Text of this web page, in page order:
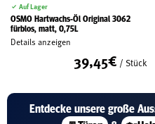
Auf Lager
OSMO Hartwachs-Öl Original 3062
fürblos, matt, 0,75L
Details anzeigen
39,45€ / Stück
Entdecke unsere große